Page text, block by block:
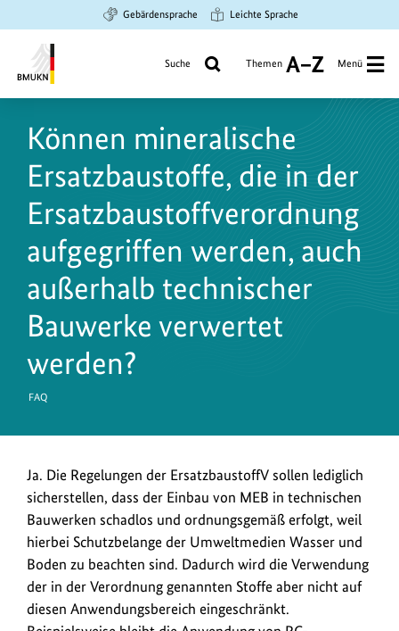
Hauptinhalt
springen
Suche
springen
Hauptnavigation
springen
Gebärdensprache Leichte Sprache
Umwelt,
Naturschutz
und
nukleare
Sicherheit
Suche Themen
A
Z
Menü
Können mineralische
Ersatzbaustoffe, die in der
Ersatzbaustoffverordnung
aufgegriffen werden, auch
außerhalb technischer
Bauwerke verwertet
werden?
FAQ
Ja. Die Regelungen der ErsatzbaustoffV sollen lediglich
sicherstellen, dass der Einbau von MEB in technischen
Bauwerken schadlos und ordnungsgemäß erfolgt, weil
hierbei Schutzbelange der Umweltmedien Wasser und
Boden zu beachten sind. Dadurch wird die Verwendung
der in der Verordnung genannten Stoffe aber nicht auf
diesen Anwendungsbereich eingeschränkt.